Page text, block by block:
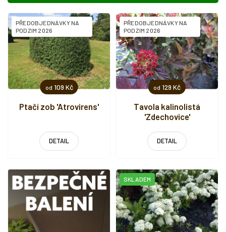
p
i
s
p
r
o
d
u
od 109 Kč
Ptačí zob 'Atrovirens'
PŘEDOBJEDNÁVKY NA
PODZIM 2026
DETAIL
od 129 Kč
Tavola kalinolistá
'Zdechovice'
PŘEDOBJEDNÁVKY NA
PODZIM 2026
DETAIL
SKLADEM